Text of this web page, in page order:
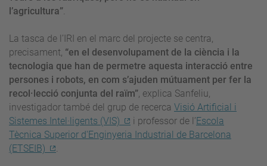
l’agricultura”.
La tasca de l’IRI en el marc del projecte se centra,
precisament, “en el desenvolupament de la ciència i la
tecnologia que han de permetre aquesta interacció entre
persones i robots, en com s’ajuden mútuament per fer la
recol·lecció conjunta del raïm”, explica Sanfeliu,
investigador també del grup de recerca Visió Artificial i
Sistemes Intel·ligents (VIS)
i professor de l’Escola
Tècnica Superior d'Enginyeria Industrial de Barcelona
(ETSEIB)
.